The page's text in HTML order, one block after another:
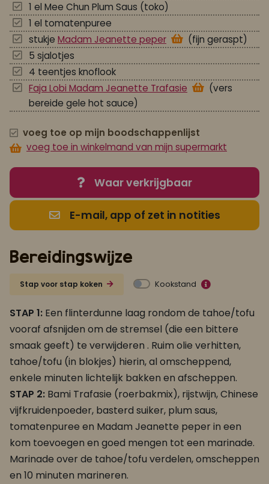
1 el Mee Chun Plum Saus (toko)
1 el tomatenpuree
stukje Madam Jeanette peper
(fijn geraspt)
5 sjalotjes
4 teentjes knoflook
Faja Lobi Madam Jeanette Trafasie
(vers
bereide gele hot sauce)
voeg toe op mijn boodschappenlijst
voeg toe in winkelmand van mijn supermarkt
Waar verkrijgbaar
E-mail, app of zet in notities
Bereidingswijze
Stap voor stap koken Kookstand
STAP 1: Een flinterdunne laag rondom de tahoe/tofu
vooraf afsnijden om de stremsel (die een bittere
smaak geeft) te verwijderen . Ruim olie verhitten,
tahoe/tofu (in blokjes) hierin, al omscheppend,
enkele minuten lichtelijk bakken en afscheppen.
STAP 2: Bami Trafasie (roerbakmix), rijstwijn, Chinese
vijfkruidenpoeder, basterd suiker, plum saus,
tomatenpuree en Madam Jeanette peper in een
kom toevoegen en goed mengen tot een marinade.
Marinade over de tahoe/tofu verdelen, omscheppen
en 10 minuten marineren.